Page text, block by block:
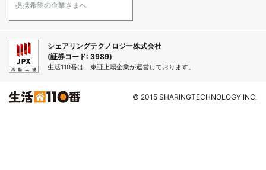
提携希望の企業さまへ
シェアリングテクノロジー株式会社
(証券コード: 3989)
生活110番は、東証上場企業が運営しております。
© 2015 SHARINGTECHNOLOGY INC.